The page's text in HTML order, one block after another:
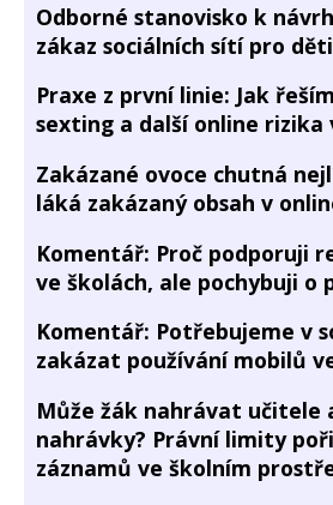
Odborné stanovisko k
zákaz sociálních sítí pro děti
Praxe z první linie: Jak
sexting a další online rizika
Zakázané ovoce chutná
láká zakázaný obsah v
Komentář: Proč podporuji
ve školách, ale pochybuji o
Komentář: Potřebujeme v
zakázat používání mobilů
Může žák nahrávat učitele
nahrávky? Právní limity
záznamů ve školním